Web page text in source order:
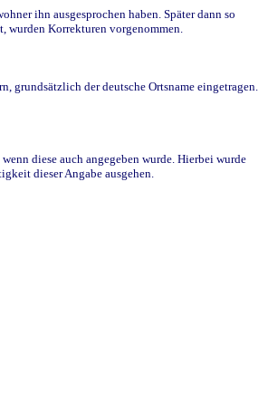
ihn ausgesprochen haben. Später dann so
wurden Korrekturen vorgenommen.
grundsätzlich der deutsche Ortsname eingetragen.
diese auch angegeben wurde. Hierbei wurde
dieser Angabe ausgehen.